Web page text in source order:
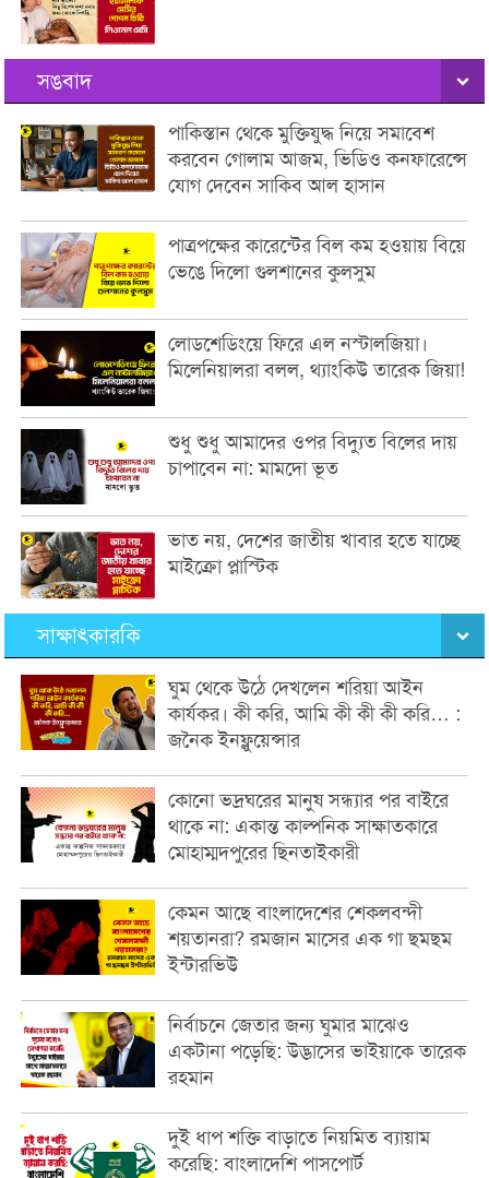
সঙবাদ
পাকিস্তান থেকে মুক্তিযুদ্ধ নিয়ে সমাবেশ
করবেন গোলাম আজম, ভিডিও কনফারেন্সে
যোগ দেবেন সাকিব আল হাসান
পাত্রপক্ষের কারেন্টের বিল কম হওয়ায় বিয়ে
ভেঙে দিলো গুলশানের কুলসুম
লোডশেডিংয়ে ফিরে এল নস্টালজিয়া।
মিলেনিয়ালরা বলল, থ্যাংকিউ তারেক জিয়া!
শুধু শুধু আমাদের ওপর বিদ্যুত বিলের দায়
চাপাবেন না: মামদো ভূত
ভাত নয়, দেশের জাতীয় খাবার হতে যাচ্ছে
মাইক্রো প্লাস্টিক
সাক্ষাৎকারকি
ঘুম থেকে উঠে দেখলেন শরিয়া আইন
কার্যকর। কী করি, আমি কী কী কী করি… :
জনৈক ইনফ্লুয়েন্সার
কোনো ভদ্রঘরের মানুষ সন্ধ্যার পর বাইরে
থাকে না: একান্ত কাল্পনিক সাক্ষাতকারে
মোহাম্মদপুরের ছিনতাইকারী
কেমন আছে বাংলাদেশের শেকলবন্দী
শয়তানরা? রমজান মাসের এক গা ছমছম
ইন্টারভিউ
নির্বাচনে জেতার জন্য ঘুমার মাঝেও
একটানা পড়েছি: উদ্ভাসের ভাইয়াকে তারেক
রহমান
দুই ধাপ শক্তি বাড়াতে নিয়মিত ব্যায়াম
করেছি: বাংলাদেশি পাসপোর্ট